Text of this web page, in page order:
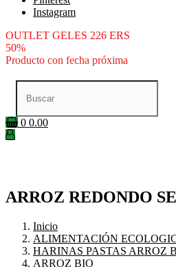
Instagram
OUTLET GELES 226 ERS
50%
Producto con fecha próxima
0 0.00
ARROZ REDONDO
Inicio
ALIMENTACIÓN
HARINAS PASTAS ARROZ
ARROZ BIO